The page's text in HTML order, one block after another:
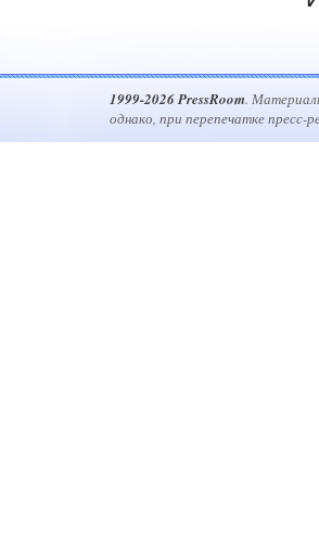
1999-2026 PressRoom.
однако, при перепечатке пресс-